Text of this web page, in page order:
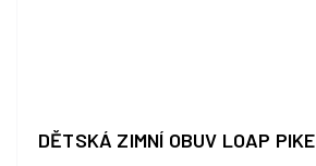
DĚTSKÁ ZIMNÍ OBUV LOAP PIKE